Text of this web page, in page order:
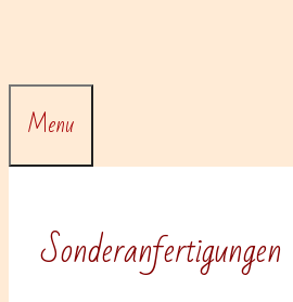
Menu
Sonderanfertigungen